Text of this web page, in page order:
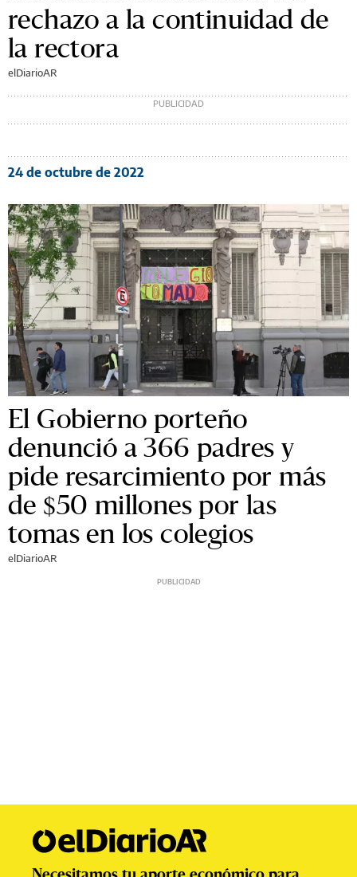
rechazo a la continuidad de
la rectora
elDiarioAR
24 de octubre de 2022
El Gobierno porteño
denunció a 366 padres y
pide resarcimiento por más
de $50 millones por las
tomas en los colegios
elDiarioAR